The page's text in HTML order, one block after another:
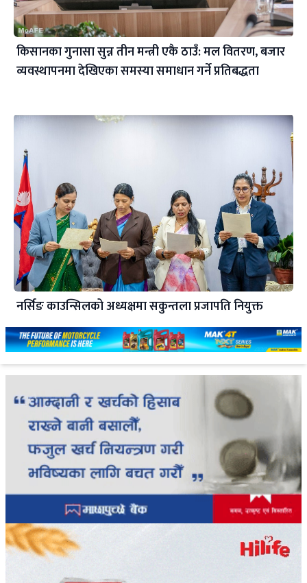
किसानका गुनासा सुन्न तीन मन्त्री एकै ठाउँ: मल वितरण, बजार
व्यवस्थापनमा देखिएका समस्या समाधान गर्ने प्रतिबद्धता
नर्सिङ काउन्सिलको अध्यक्षमा सकुन्तला प्रजापति नियुक्त